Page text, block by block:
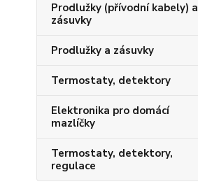
Prodlužky (přívodní kabely) a
zásuvky
Prodlužky a zásuvky
Termostaty, detektory
Elektronika pro domácí
mazlíčky
Termostaty, detektory,
regulace